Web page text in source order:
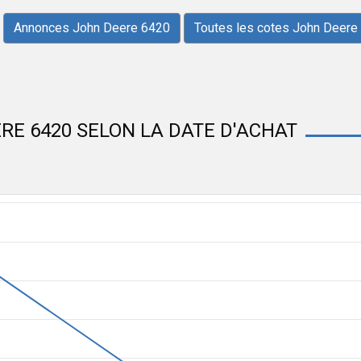
Annonces John Deere 6420 Toutes les cotes John Deere
6420 SELON LA DATE D'ACHAT